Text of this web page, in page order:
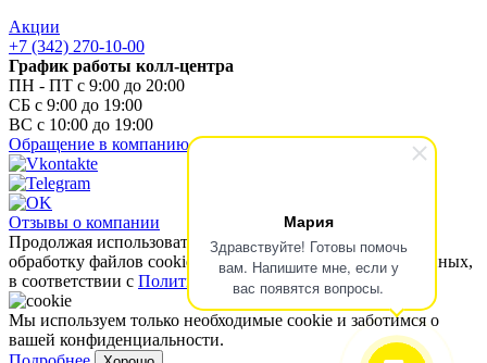
Мария
Здравствуйте! Готовы помочь
вам. Напишите мне, если у
вас появятся вопросы.
Акции
+7 (342) 270-10-00
График работы колл-центра
ПН - ПТ с 9:00 до 20:00
СБ с 9:00 до 19:00
ВС с 10:00 до 19:00
Обращение в компанию
Отзывы о компании
Продолжая использовать наш сайт, вы даете согласие на
обработку файлов cookies и других пользовательских данных,
в соответствии с Политикой конфиденциальности
Мы используем только необходимые cookie и заботимся о
вашей конфиденциальности.